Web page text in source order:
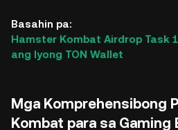
Basahin pa:
Hamster Kombat Airdrop Task
ang Iyong TON Wallet
Mga Komprehensibong
Kombat para sa Gaming